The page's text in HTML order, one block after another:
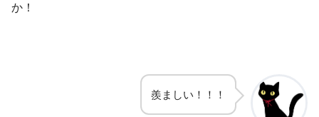
か！
羨ましい！！！